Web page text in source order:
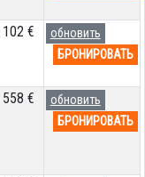
€
обновить
БРОНИРОВАТЬ
558 €
обновить
БРОНИРОВАТЬ